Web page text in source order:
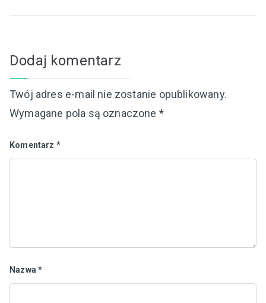
Dodaj komentarz
Twój adres e-mail nie zostanie opublikowany.
Wymagane pola są oznaczone *
Komentarz *
Nazwa*